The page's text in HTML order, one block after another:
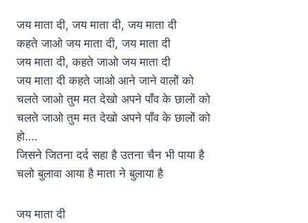
जय माता दी, जय माता दी, जय माता दी
कहते जाओ जय माता दी, जय माता दी
जय माता दी, कहते जाओ जय माता दी
जय माता दी कहते जाओ आने जाने वालों को
चलते जाओ तुम मत देखो अपने पाँव के छालों को
चलते जाओ तुम मत देखो अपने पाँव के छालों को
हो….
जिसने जितना दर्द सहा है उतना चैन भी पाया है
चलो बुलावा आया है माता ने बुलाया है
जय माता दी